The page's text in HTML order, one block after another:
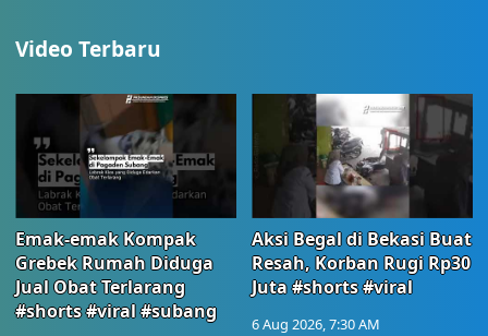
Video Terbaru
Emak-emak Kompak
Grebek Rumah Diduga
Jual Obat Terlarang
#shorts #viral #subang
Aksi Begal di Bekasi Buat
Resah, Korban Rugi Rp30
Juta #shorts #viral
6 Aug 2026, 7:30 AM